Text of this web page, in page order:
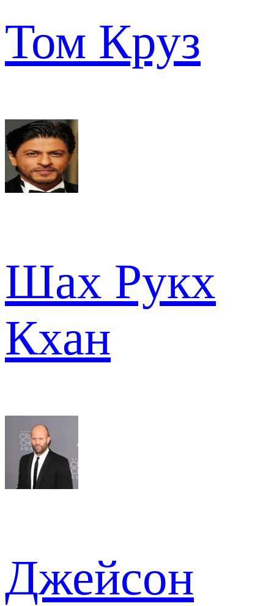
Том Круз
Шах Рукх
Кхан
Джейсон